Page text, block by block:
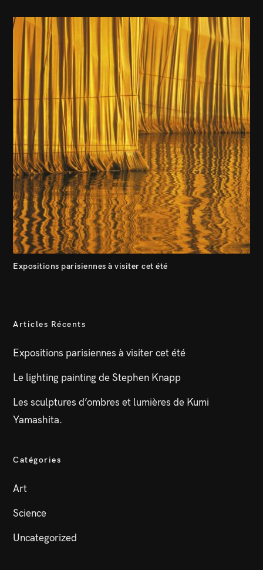
Expositions parisiennes à visiter cet été
Articles Récents
Expositions parisiennes à visiter cet été
Le lighting painting de Stephen Knapp
Les sculptures d’ombres et lumières de Kumi
Yamashita.
Catégories
Art
Science
Uncategorized